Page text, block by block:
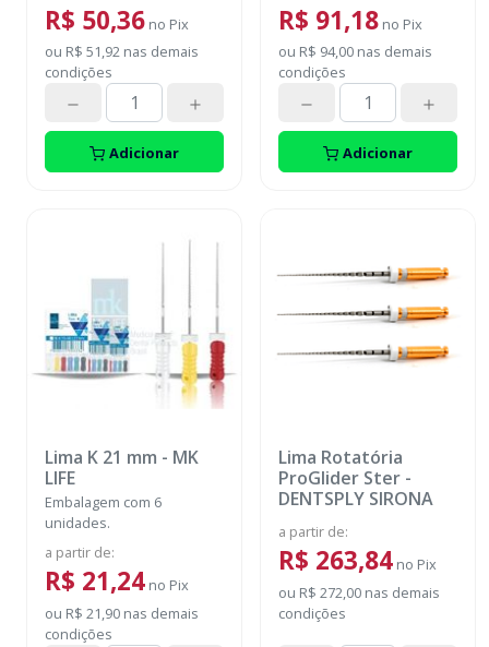
R$ 50,36 no Pix
ou R$ 51,92 nas demais
condições
Adicionar
R$ 91,18 no Pix
ou R$ 94,00 nas demais
condições
Adicionar
Lima K 21 mm - MK
LIFE
Embalagem com 6
unidades.
a partir de:
R$ 21,24 no Pix
ou R$ 21,90 nas demais
condições
Lima Rotatória
ProGlider Ster -
DENTSPLY SIRONA
a partir de:
R$ 263,84 no Pix
ou R$ 272,00 nas demais
condições